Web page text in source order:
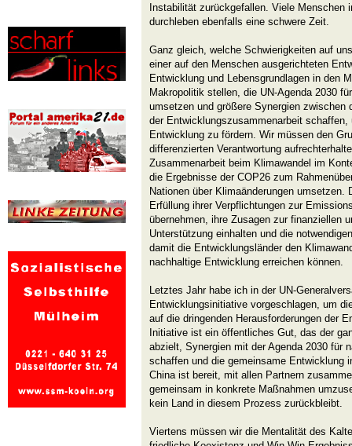
Instabilität zurückgefallen. Viele Menschen
durchleben ebenfalls eine schwere Zeit.
Ganz gleich, welche Schwierigkeiten auf
einer auf den Menschen ausgerichteten
Entwicklung und Lebensgrundlagen in den
Makropolitik stellen, die UN-Agenda 2030
umsetzen und größere Synergien zwischen
der Entwicklungszusammenarbeit schaffen,
Entwicklung zu fördern. Wir müssen den
differenzierten Verantwortung
Zusammenarbeit beim Klimawandel im
die Ergebnisse der COP26 zum
Nationen über Klimaänderungen umsetzen.
Erfüllung ihrer Verpflichtungen zur
übernehmen, ihre Zusagen zur finanziellen
Unterstützung einhalten und die
damit die Entwicklungsländer den
nachhaltige Entwicklung erreichen können.
Letztes Jahr habe ich in der UN-
Entwicklungsinitiative vorgeschlagen, um
auf die dringenden Herausforderungen der
Initiative ist ein öffentliches Gut, das der
abzielt, Synergien mit der Agenda 2030 für
schaffen und die gemeinsame Entwicklung
China ist bereit, mit allen Partnern
gemeinsam in konkrete Maßnahmen
kein Land in diesem Prozess zurückbleibt.
Viertens müssen wir die Mentalität des